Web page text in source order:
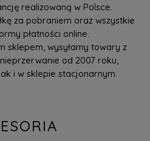
realizowaną w Polsce.
za pobraniem oraz wszystkie
płatności online.
sklepem, wysyłamy towary z
od 2007 roku,
i w sklepie stacjonarnym.